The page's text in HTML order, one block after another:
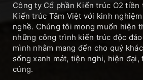
Công ty Cổ phần Kiến trúc O2 tiền
Kiến trúc Tâm Việt với kinh
nghề. Chúng tôi mong muốn hiện
những công trình kiến trúc độc
mình nhằm mang đến cho quý
sống xanh mát, tiện nghi, hiện đại,
cúng.